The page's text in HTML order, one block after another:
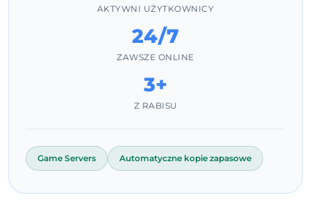
AKTYWNI UŻYTKOWNICY
24/7
ZAWSZE ONLINE
3+
Z RABISU
Game Servers Automatyczne kopie zapasowe